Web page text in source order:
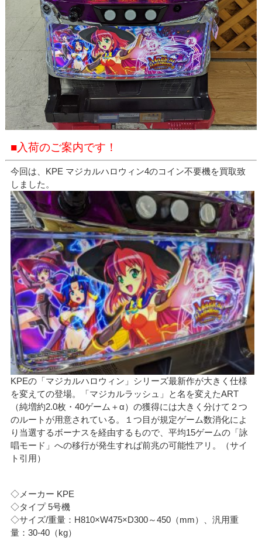
■入荷のご案内です！
今回は、KPE マジカルハロウィン4のコイン不要機を買取致
しました。
KPEの「マジカルハロウィン」シリーズ最新作が大きく仕様
を変えての登場。「マジカルラッシュ」と名を変えたART
（純増約2.0枚・40ゲーム＋α）の獲得には大きく分けて２つ
のルートが用意されている。１つ目が規定ゲーム数消化によ
り当選するボーナスを経由するもので、平均15ゲームの「詠
唱モード」への移行が発生すれば前兆の可能性アリ。（サイ
ト引用）
◇メーカー KPE
◇タイプ 5号機
◇サイズ/重量：H810×W475×D300～450（mm）、汎用重
量：30-40（kg）